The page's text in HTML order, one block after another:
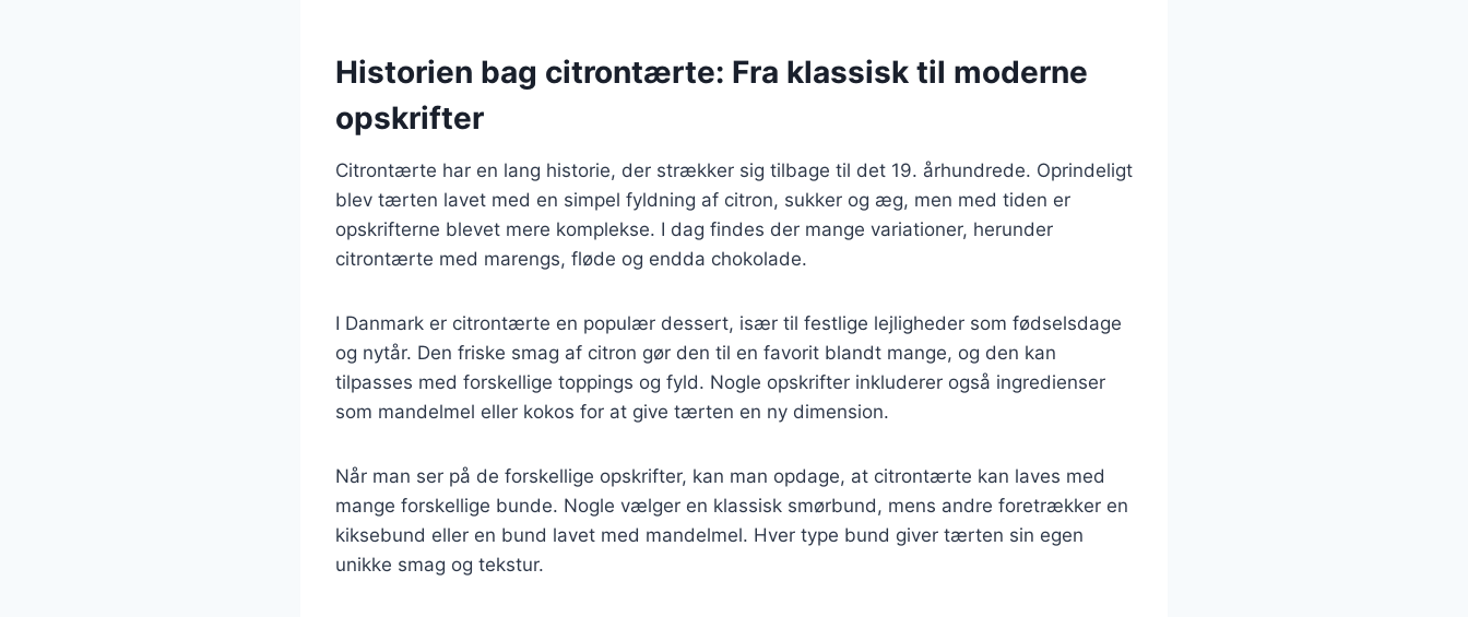
Historien bag citrontærte: Fra klassisk til moderne
opskrifter
Citrontærte har en lang historie, der strækker sig tilbage til det 19. århundrede. Oprindeligt
blev tærten lavet med en simpel fyldning af citron, sukker og æg, men med tiden er
opskrifterne blevet mere komplekse. I dag findes der mange variationer, herunder
citrontærte med marengs, fløde og endda chokolade.
I Danmark er citrontærte en populær dessert, især til festlige lejligheder som fødselsdage
og nytår. Den friske smag af citron gør den til en favorit blandt mange, og den kan
tilpasses med forskellige toppings og fyld. Nogle opskrifter inkluderer også ingredienser
som mandelmel eller kokos for at give tærten en ny dimension.
Når man ser på de forskellige opskrifter, kan man opdage, at citrontærte kan laves med
mange forskellige bunde. Nogle vælger en klassisk smørbund, mens andre foretrækker en
kiksebund eller en bund lavet med mandelmel. Hver type bund giver tærten sin egen
unikke smag og tekstur.